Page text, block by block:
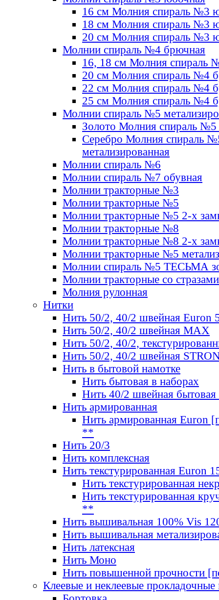
16 см Молния спираль №3
18 см Молния спираль №3
20 см Молния спираль №3
Молнии спираль №4 брючная
16, 18 см Молния спираль
20 см Молния спираль №4
22 см Молния спираль №4
25 см Молния спираль №4
Молнии спираль №5
Золото Молния спираль №5
Серебро Молния спираль
метализированная
Молнии спираль №6
Молнии спираль №7 обувная
Молнии тракторные №3
Молнии тракторные №5
Молнии тракторные №5 2-х
Молнии тракторные №8
Молнии тракторные №8 2-х
Молнии тракторные №5
Молнии спираль №5 ТЕСЬМА
Молнии тракторные со стразами
Молния рулонная
Нитки
Нить 50/2, 40/2 швейная Euron
Нить 50/2, 40/2 швейная МАХ
Нить 50/2, 40/2,
Нить 50/2, 40/2 швейная
Нить в бытовой намотке
Нить бытовая в наборах
Нить 40/2 швейная бытовая
Нить армированная
Нить армированная Euron
**
Нить 20/3
Нить комплексная
Нить текстурированная Euron
Нить текстурированная
Нить текстурированная
**
Нить вышивальная 100% Vis
Нить вышивальная
Нить латексная
Нить Моно
Нить повышенной прочности
Клеевые и неклеевые прокладочные